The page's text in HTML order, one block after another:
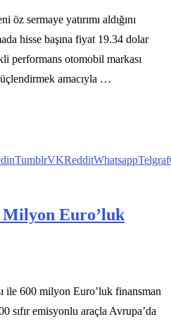
sermaye yatırımı aldığını
hisse başına fiyat 19.34 dolar
performans otomobil markası
amacıyla …
TumblrVKRedditWhatsappTelgraf
Milyon Euro’luk
ile 600 milyon Euro’luk finansman
sıfır emisyonlu araçla Avrupa’da